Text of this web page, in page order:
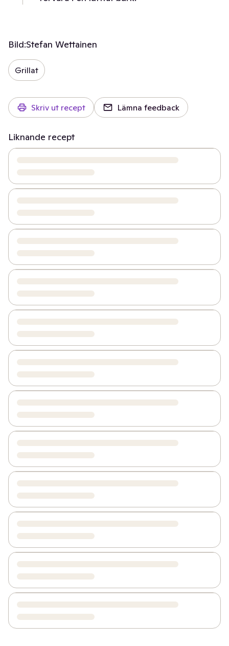
Bild:Stefan Wettainen
Grillat
Skriv ut recept Lämna feedback
Liknande recept